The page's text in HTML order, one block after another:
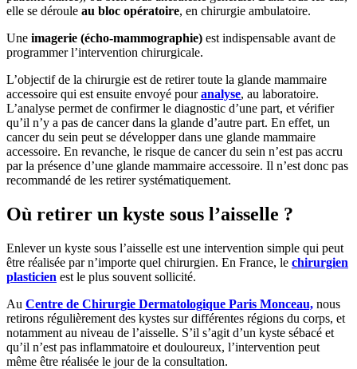
elle se déroule au bloc opératoire, en chirurgie ambulatoire.
Une imagerie (écho-mammographie) est indispensable avant de
programmer l’intervention chirurgicale.
L’objectif de la chirurgie est de retirer toute la glande mammaire
accessoire qui est ensuite envoyé pouranalyse, au laboratoire.
L’analyse permet de confirmer le diagnostic d’une part, et vérifier
qu’il n’y a pas de cancer dans la glande d’autre part. En effet, un
cancer du sein peut se développer dans une glande mammaire
accessoire. En revanche, le risque de cancer du sein n’est pas accru
par la présence d’une glande mammaire accessoire. Il n’est donc pas
recommandé de les retirer systématiquement.
Où retirer un kyste sous l’aisselle ?
Enlever un kyste sous l’aisselle est une intervention simple qui peut
être réalisée par n’importe quel chirurgien. En France, le chirurgien
plasticien est le plus souvent sollicité.
Au Centre de Chirurgie Dermatologique Paris Monceau, nous
retirons régulièrement des kystes sur différentes régions du corps, et
notamment au niveau de l’aisselle. S’il s’agit d’un kyste sébacé et
qu’il n’est pas inflammatoire et douloureux, l’intervention peut
même être réalisée le jour de la consultation.